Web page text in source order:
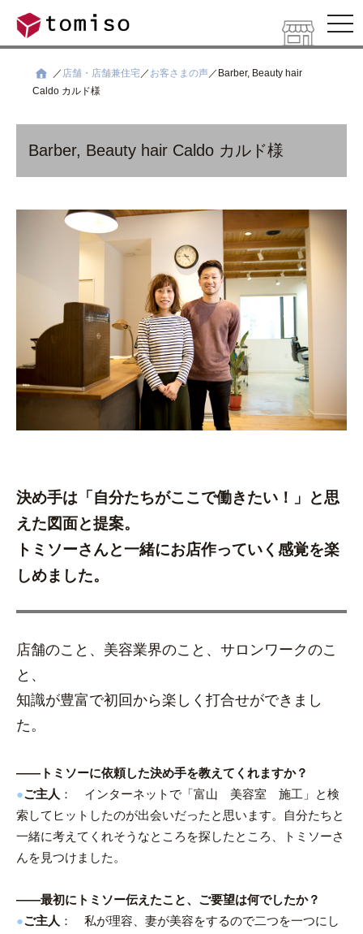
ナ
ビ
ゲ
店舗・店舗兼住宅 お客さまの声
Barber, Beauty hair
Caldo カルド様
Barber, Beauty hair Caldo カルド様
決め手は「自分たちがここで働きたい！」と思
えた図面と提案。
トミソーさんと一緒にお店作っていく感覚を楽
しめました。
店舗のこと、美容業界のこと、サロンワークのこ
と、
知識が豊富で初回から楽しく打合せができまし
た。
――トミソーに依頼した決め手を教えてくれますか？
●ご主人 ： インターネットで「富山 美容室 施工」と検
索してヒットしたのが出会いだったと思います。自分たちと
一緒に考えてくれそうなところを探したところ、トミソーさ
んを見つけました。
――最初にトミソー伝えたこと、ご要望は何でしたか？
●ご主人 ： 私が理容、妻が美容をするので二つを一つにし